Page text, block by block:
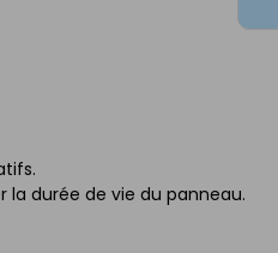
durée de vie du panneau.